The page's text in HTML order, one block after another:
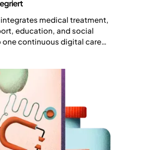
integrates medical treatment,
education, and social
continuous digital care
aims to support sustainable
and long-term health